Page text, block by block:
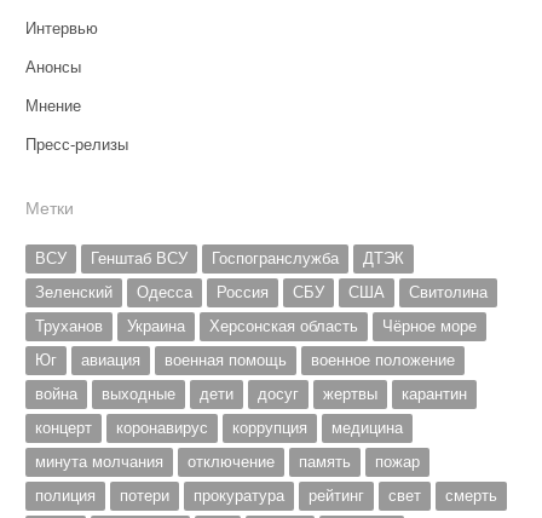
Интервью
Анонсы
Мнение
Пресс-релизы
Метки
ВСУ Генштаб ВСУ Госпогранслужба
ДТЭК
Зеленский
Одесса Россия СБУ США
Свитолина
Труханов
Украина Херсонская область
Чёрное море
Юг
авиация военная помощь
военное положение
война
выходные дети досуг жертвы
карантин
концерт
коронавирус коррупция
медицина
минута молчания
отключение память
пожар
полиция
потери прокуратура рейтинг свет
смерть